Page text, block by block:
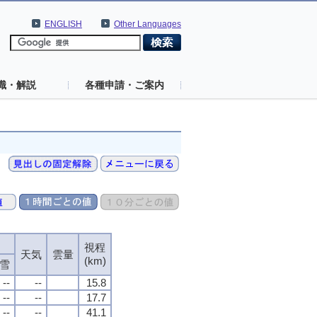
Other Languages
ENGLISH
・解説 各種申請・ご案内
天気
雲量
視程
(km)
-- --
15.8
-- --
17.7
-- --
41.1
天気
雲量
視程
(km)
-- --
15.8
-- --
17.7
-- --
41.1
天気
雲量
視程
(km)
-- --
15.8
-- --
17.7
-- --
41.1
天気
雲量
視程
(km)
-- --
15.8
-- --
17.7
-- --
41.1